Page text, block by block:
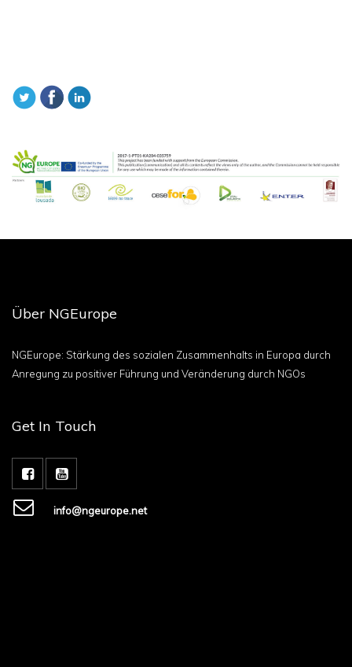
Über NGEurope
NGEurope: Stärkung des sozialen Zusammenhalts in Europa durch
Anregung zu positiver Führung und Veränderung durch NGOs
Get In Touch
info@ngeurope.net